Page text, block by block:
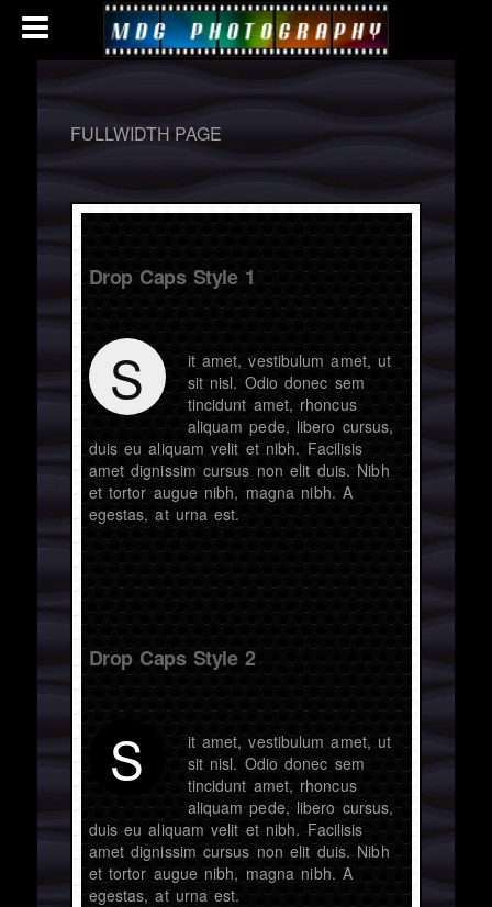
FULLWIDTH PAGE
Drop Caps Style 1
S
it amet, vestibulum amet, ut
sit nisl. Odio donec sem
tincidunt amet, rhoncus
aliquam pede, libero cursus,
duis eu aliquam velit et nibh. Facilisis
amet dignissim cursus non elit duis. Nibh
et tortor augue nibh, magna nibh. A
egestas, at urna est.
Drop Caps Style 2
S
it amet, vestibulum amet, ut
sit nisl. Odio donec sem
tincidunt amet, rhoncus
aliquam pede, libero cursus,
duis eu aliquam velit et nibh. Facilisis
amet dignissim cursus non elit duis. Nibh
et tortor augue nibh, magna nibh. A
egestas, at urna est.